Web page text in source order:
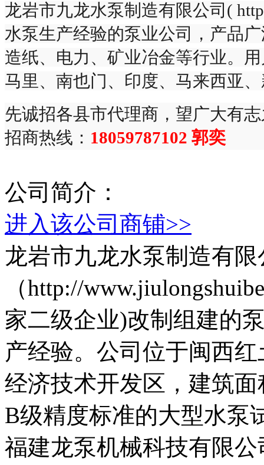
龙岩市九龙水泵制造有限公司(
水泵生产经验的泵业公司，产品
造纸、电力、矿业冶金等行业。
马里、南也门、印度、马来西亚
先诚招各县市代理商，望广大有
招商热线： 18059787102 郭奕
公司简介：
进入该公司商铺>>
龙岩市九龙水泵制造有限
（http://
家二级企业)改制组建的
产经验。公司位于闽西
经济技术开发区，建筑
B级精度标准的大型水泵
福建龙泵机械科技有限